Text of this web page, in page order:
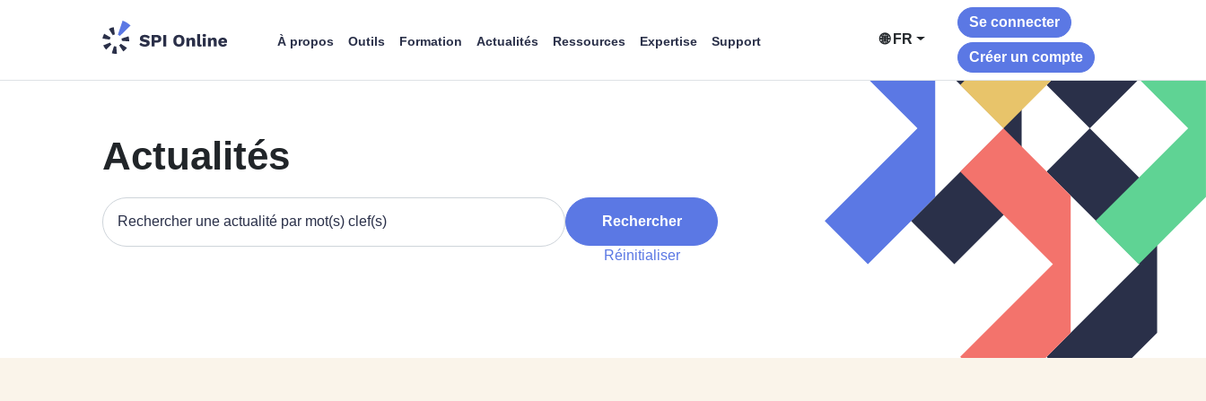
À propos Outils Formation Actualités Ressources Expertise Support 🌐 FR
Se connecter
Créer un compte
Actualités
Recherche par mots clés.
Rechercher
Réinitialiser